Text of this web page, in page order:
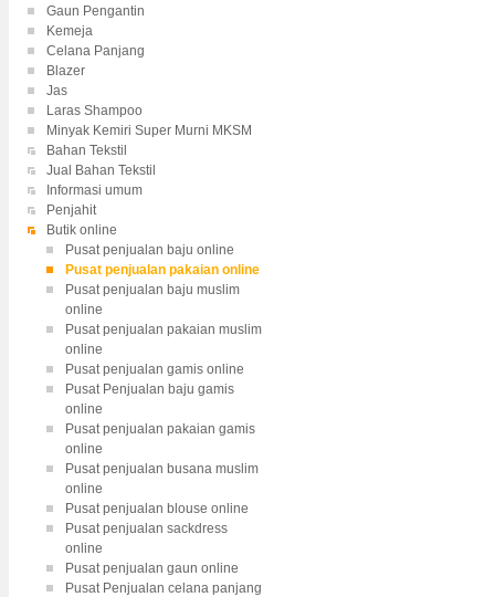
Gaun Pengantin
Kemeja
Celana Panjang
Blazer
Jas
Laras Shampoo
Minyak Kemiri Super Murni MKSM
Bahan Tekstil
Jual Bahan Tekstil
Informasi umum
Penjahit
Butik online
Pusat penjualan baju online
Pusat penjualan pakaian online
Pusat penjualan baju muslim
online
Pusat penjualan pakaian muslim
online
Pusat penjualan gamis online
Pusat Penjualan baju gamis
online
Pusat penjualan pakaian gamis
online
Pusat penjualan busana muslim
online
Pusat penjualan blouse online
Pusat penjualan sackdress
online
Pusat penjualan gaun online
Pusat Penjualan celana panjang